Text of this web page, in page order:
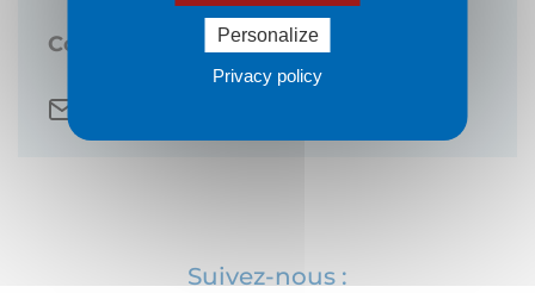
Communication
Suivez-nous :
Personalize
Privacy policy